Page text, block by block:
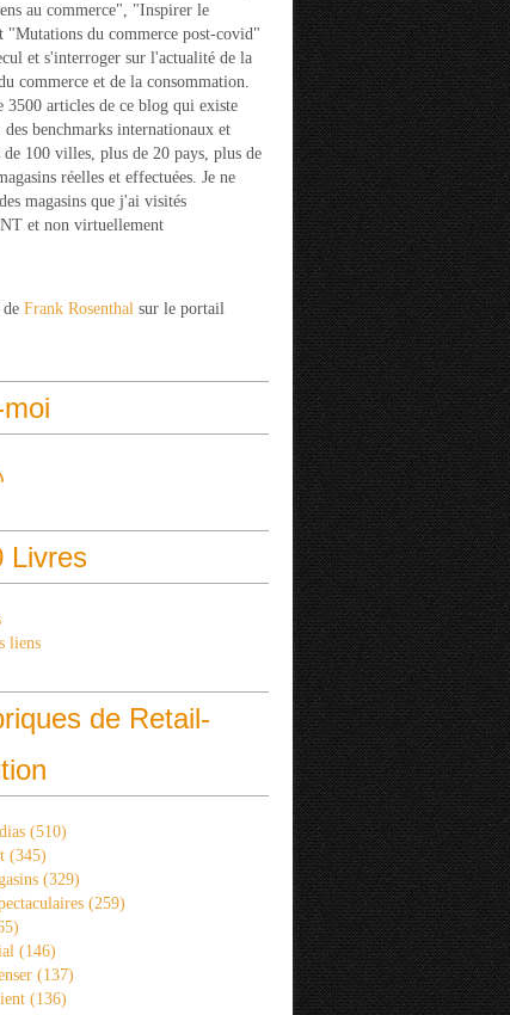
au commerce", "Inspirer le
"Mutations du commerce post-covid"
et s'interroger sur l'actualité de la
commerce et de la consommation.
3500 articles de ce blog qui existe
des benchmarks internationaux et
100 villes, plus de 20 pays, plus de
réelles et effectuées. Je ne
magasins que j'ai visités
et non virtuellement
Frank Rosenthal sur le portail
Livres
liens
de Retail-
(510)
(345)
(329)
(259)
(146)
(137)
(136)